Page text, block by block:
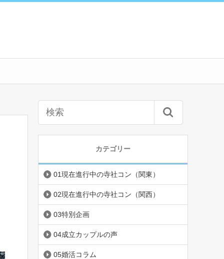
カテゴリー
01現在進行中の寺社コン（関東）
02現在進行中の寺社コン（関西）
03特別企画
04成立カップルの声
05婚活コラム